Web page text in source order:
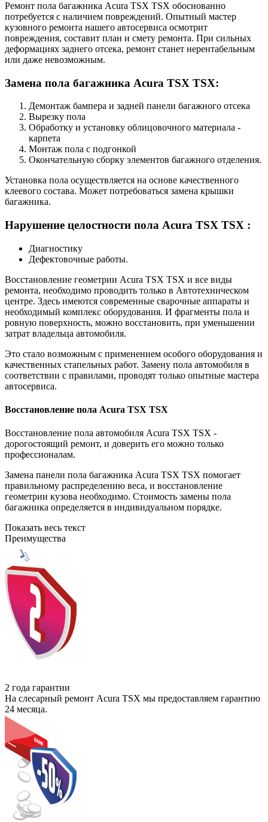
Ремонт пола багажника Acura TSX TSX обоснованно
потребуется с наличием повреждений. Опытный мастер
кузовного ремонта нашего автосервиса осмотрит
повреждения, составит план и смету ремонта. При сильных
деформациях заднего отсека, ремонт станет нерентабельным
или даже невозможным.
Замена пола багажника Acura TSX TSX:
Демонтаж бампера и задней панели багажного отсека
Вырезку пола
Обработку и установку облицовочного материала -
карпета
Монтаж пола с подгонкой
Окончательную сборку элементов багажного отделения.
Установка пола осуществляется на основе качественного
клеевого состава. Может потребоваться замена крышки
багажника.
Нарушение целостности пола Acura TSX TSX :
Диагностику
Дефектовочные работы.
Восстановление геометрии Acura TSX TSX и все виды
ремонта, необходимо проводить только в Автотехническом
центре. Здесь имеются современные сварочные аппараты и
необходимый комплекс оборудования. И фрагменты пола и
ровную поверхность, можно восстановить, при уменьшении
затрат владельца автомобиля.
Это стало возможным с применением особого оборудования и
качественных стапельных работ. Замену пола автомобиля в
соответствии с правилами, проводят только опытные мастера
автосервиса.
Восстановление пола Acura TSX TSX
Восстановление пола автомобиля Acura TSX TSX -
дорогостоящий ремонт, и доверить его можно только
профессионалам.
Замена панели пола багажника Acura TSX TSX помогает
правильному распределению веса, и восстановление
геометрии кузова необходимо. Стоимость замены пола
багажника определяется в индивидуальном порядке.
Показать весь текст
Преимущества
2 года гарантии
На слесарный ремонт Acura TSX мы предоставляем гарантию
24 месяца.